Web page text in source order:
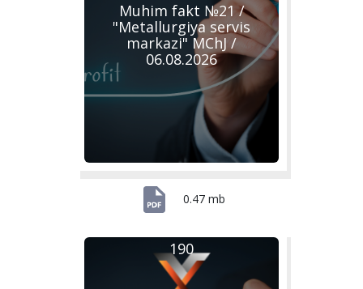
Muhim fakt №21 /
"Metallurgiya servis
markazi" MChJ /
06.08.2026
0.47 mb
190